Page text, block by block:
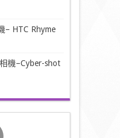
– HTC Rhyme
機–Cyber-shot